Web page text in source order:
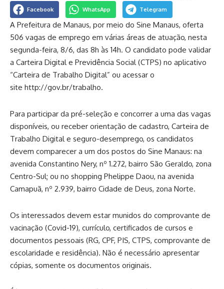
Facebook WhatsApp Telegram
A Prefeitura de Manaus, por meio do Sine Manaus, oferta
506 vagas de emprego em várias áreas de atuação, nesta
segunda-feira, 8/6, das 8h às 14h. O candidato pode validar
a Carteira Digital e Previdência Social (CTPS) no aplicativo
“Carteira de Trabalho Digital” ou acessar o
site http://gov.br/trabalho.
Para participar da pré-seleção e concorrer a uma das vagas
disponíveis, ou receber orientação de cadastro, Carteira de
Trabalho Digital e seguro-desemprego, os candidatos
devem comparecer a um dos postos do Sine Manaus: na
avenida Constantino Nery, nº 1.272, bairro São Geraldo, zona
Centro-Sul; ou no shopping Phelippe Daou, na avenida
Camapuã, nº 2.939, bairro Cidade de Deus, zona Norte.
Os interessados devem estar munidos do comprovante de
vacinação (Covid-19), currículo, certificados de cursos e
documentos pessoais (RG, CPF, PIS, CTPS, comprovante de
escolaridade e residência). Não é necessário apresentar
cópias, somente os documentos originais.